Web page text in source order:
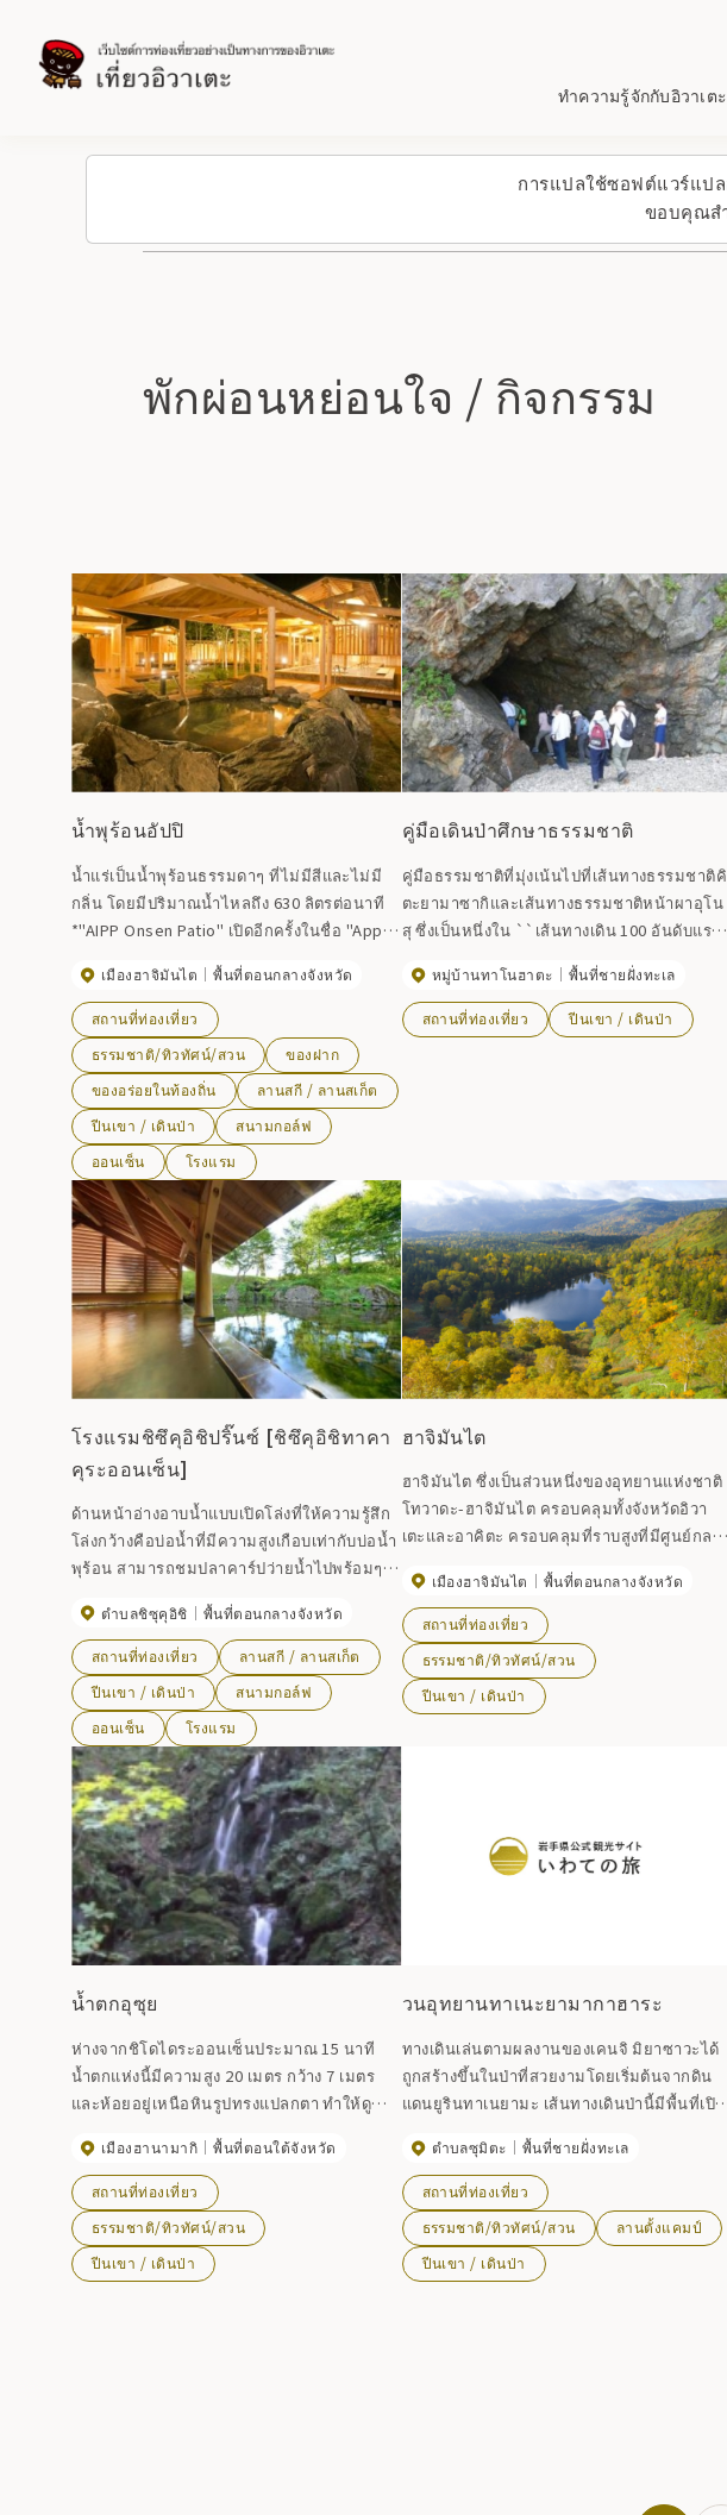
การแปลใช้ซอฟต์แวร์แป
ขอบคุณส
ทำความรู้จักกับอิวาเตะ
พักผ่อนหย่อนใจ / กิจกรรม
น้ำพุร้อนอัปปิ
น้ำแร่เป็นน้ำพุร้อนธรรมดาๆ ที่ไม่มีสีและไม่มี
กลิ่น โดยมีปริมาณน้ำไหลถึง 630 ลิตรต่อนาที
*"AIPP Onsen Patio" เปิดอีกครั้งในชื่อ "Appi
กรกฎาคม 2017
เมืองฮาจิมันไต พื้นที่ตอนกลางจังหวัด
สถานที่ท่องเที่ยว
ธรรมชาติ/ทิวทัศน์/สวน
ของฝาก
ของอร่อยในท้องถิ่น
ลานสกี / ลานสเก็ต
ปีนเขา / เดินป่า
สนามกอล์ฟ
ออนเซ็น
โรงแรม
คู่มือเดินป่าศึกษาธรรมชาติ
คู่มือธรรมชาติที่มุ่งเน้นไปที่เส้นทางธรรมชาติคิ
ตะยามาซากิและเส้นทางธรรมชาติหน้าผาอุโน
สุ ซึ่งเป็นหนึ่งใน ``เส้นทางเดิน 100 อันดับแรก
กับความแข็งแกร่งและเวลาของคุณได้ เช่น เส้น
ทางที่ค่อนข้างราบเรียบตามแนวชายฝั่งและรอบ
หอดูดาว หรือเส้นทางสำหรับขาที่แข็งแรงซึ่ง
หมู่บ้านทาโนฮาตะ พื้นที่ชายฝั่งทะเล
สถานที่ท่องเที่ยว ปีนเขา / เดินป่า
โรงแรมชิซึคุอิชิปริ๊นซ์ [ชิซึคุอิชิทาคา
คุระออนเซ็น]
ด้านหน้าอ่างอาบน้ำแบบเปิดโล่งที่ให้ความรู้สึก
โล่งกว้างคือบ่อน้ำที่มีความสูงเกือบเท่ากับบ่อน้ำ
พุร้อน สามารถชมปลาคาร์ปว่ายน้ำไปพร้อมๆ
ภูเขา คุณสามารถมองเห็นทัศนียภาพอันสง่า
งามของภูเขาอิวาเตะได้อย่างใกล้ชิด อยู่ติดกับ
สกีรีสอร์ทและสนามกอล์ฟ จึงมีกิจกรรมที่แตก
ต่างให้เพลิดเพลินไม่ว่าคุณจะมาเที่ยวในฤดูกาล
ใดก็ตาม
ตำบลชิซุคุอิชิ พื้นที่ตอนกลางจังหวัด
สถานที่ท่องเที่ยว
ลานสกี / ลานสเก็ต
ปีนเขา / เดินป่า
สนามกอล์ฟ
ออนเซ็น
โรงแรม
ฮาจิมันไต
ฮาจิมันไต ซึ่งเป็นส่วนหนึ่งของอุทยานแห่งชาติ
โทวาดะ-ฮาจิมันไต ครอบคลุมทั้งจังหวัดอิวา
เตะและอาคิตะ ครอบคลุมที่ราบสูงที่มีศูนย์กลาง
และภูเขาโชสุทางทิศตะวันออก และภูเขาฮาคุ
ดาเกะและฟูจิชิจิออนเซ็นไปทางทิศตะวันออก
ทิศใต้ ใช้เป็นคำทั่วไปที่หมายรวมถึงพื้นที่มิโนยุ
และยาเคยามะทั้งหมดทางทิศตะวันตก มี
ภูมิประเทศที่คล้ายน้ำไม่ไหล โดยมีบึงปล่อง
นอกจากนี้ยังมีเส้นทางรถไฟสาย Hachimantai
Aspite และสาย Hachimantai Jukai ซึ่งเป็นเส้น
เมืองฮาจิมันไต พื้นที่ตอนกลางจังหวัด
สถานที่ท่องเที่ยว
ธรรมชาติ/ทิวทัศน์/สวน
ปีนเขา / เดินป่า
น้ำตกอุซุย
ห่างจากชิโดไดระออนเซ็นประมาณ 15 นาที
น้ำตกแห่งนี้มีความสูง 20 เมตร กว้าง 7 เมตร
และห้อยอยู่เหนือหินรูปทรงแปลกตา ทำให้ดู
เมืองฮานามากิ พื้นที่ตอนใต้จังหวัด
สถานที่ท่องเที่ยว
ธรรมชาติ/ทิวทัศน์/สวน
ปีนเขา / เดินป่า
วนอุทยานทาเนะยามากาฮาระ
ทางเดินเล่นตามผลงานของเคนจิ มิยาซาวะได้
ถูกสร้างขึ้นในป่าที่สวยงามโดยเริ่มต้นจากดิน
แดนยูรินทาเนยามะ เส้นทางเดินป่านี้มีพื้นที่เปิด
เพลิดเพลินได้อย่างง่ายดายด้วยการชมดอกไม้
ป่าและดูนก
ตำบลซุมิตะ พื้นที่ชายฝั่งทะเล
สถานที่ท่องเที่ยว
ธรรมชาติ/ทิวทัศน์/สวน
ลานตั้งแคมป์
ปีนเขา / เดินป่า